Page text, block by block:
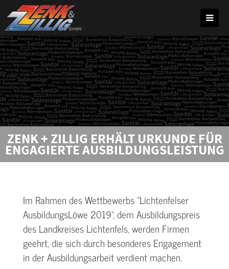
ZENK + ZILLIG ERHÄLT URKUNDE FÜR
ENGAGIERTE AUSBILDUNGSLEISTUNG
Im Rahmen des Wettbewerbs "Lichtenfelser
AusbildungsLöwe 2019", dem Ausbildungspreis
des Landkreises Lichtenfels, werden Firmen
geehrt, die sich durch besonderes Engagement
in der Ausbildungsarbeit verdient machen.